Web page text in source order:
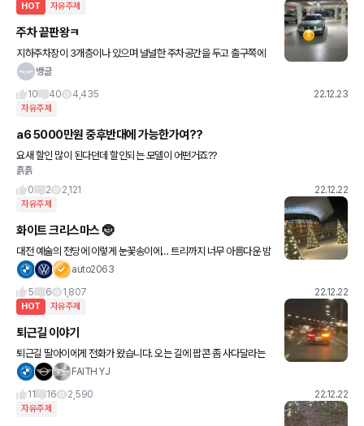
HOT 자유주제
주차 끝판왕ㅋ
지하주차장이 3개층이나 있으며 널널한 주차공간을 두고 출구쪽에
세로 본능으로 주차한 당신은 매너주차 끝판왕!
뱅글
10
40 4,435 22.12.23
자유주제
a6 5000만원 중후반대에 가능한가여??
요새 할인 많이 된다던데 할인되는 모델이 어떤거죠??
흙흙
0
2 2,121 22.12.22
자유주제
화이트 크리스마스 🤶
대전 예술의 전당에 이렇게 눈꽃송이에… 트리까지 너무 아름다운 밤
이었습니다. 세계적인 플루티스트 최나경 Jasmine Choi 공연 환상
auto2063
5
6 1,807 22.12.22
HOT 자유주제
퇴근길 이야기
퇴근길 딸아이에게 전화가 왔습니다. 오는 길에 팝콘 좀 사다달라는
내용의 통화를 하고있는데 바로 그때 뒤에서 열심히 팝콘을 누가 튀
FAITH YJ
11
16 2,590 22.12.22
자유주제